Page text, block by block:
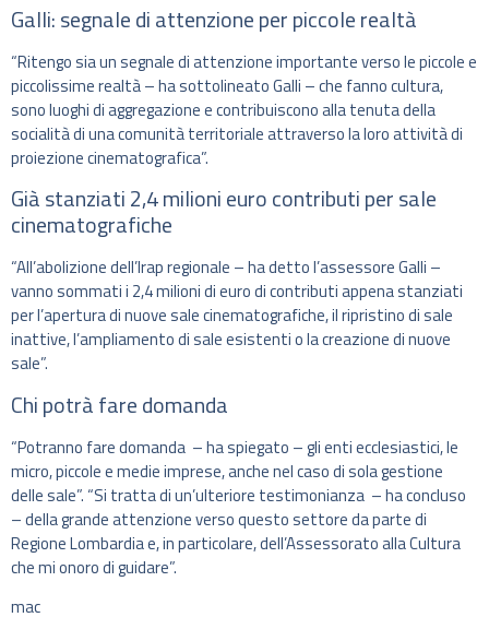
Galli: segnale di attenzione per piccole realtà
“Ritengo sia un segnale di attenzione importante verso le piccole e
piccolissime realtà – ha sottolineato Galli – che fanno cultura,
sono luoghi di aggregazione e contribuiscono alla tenuta della
socialità di una comunità territoriale attraverso la loro attività di
proiezione cinematografica”.
Già stanziati 2,4 milioni euro contributi per sale
cinematografiche
“All’abolizione dell’Irap regionale – ha detto l’assessore Galli –
vanno sommati i 2,4 milioni di euro di contributi appena stanziati
per l’apertura di nuove sale cinematografiche, il ripristino di sale
inattive, l’ampliamento di sale esistenti o la creazione di nuove
sale”.
Chi potrà fare domanda
“Potranno fare domanda – ha spiegato – gli enti ecclesiastici, le
micro, piccole e medie imprese, anche nel caso di sola gestione
delle sale”. “Si tratta di un’ulteriore testimonianza – ha concluso
– della grande attenzione verso questo settore da parte di
Regione Lombardia e, in particolare, dell’Assessorato alla Cultura
che mi onoro di guidare”.
mac